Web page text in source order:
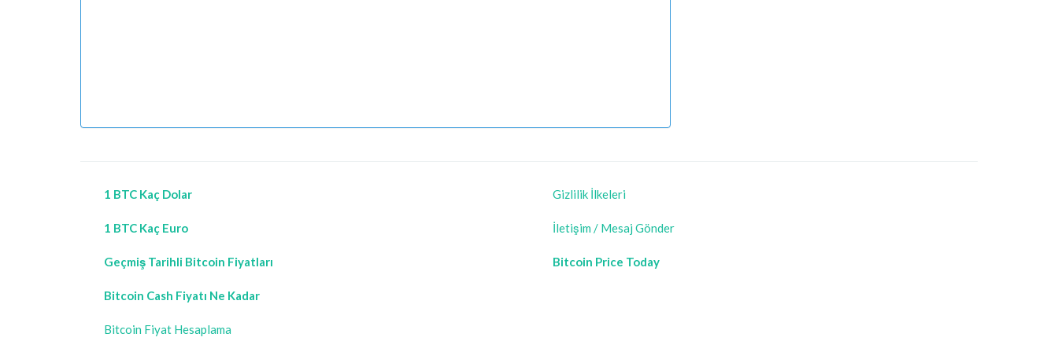
1 BTC Kaç Dolar
1 BTC Kaç Euro
Geçmiş Tarihli Bitcoin Fiyatları
Bitcoin Cash Fiyatı Ne Kadar
Bitcoin Fiyat Hesaplama
Gizlilik İlkeleri
İletişim / Mesaj Gönder
Bitcoin Price Today